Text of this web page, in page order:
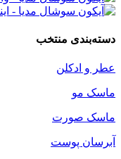
دسته‌بندی منتخب
عطر و ادکلن
ماسک مو
ماسک صورت
آبرسان پوست